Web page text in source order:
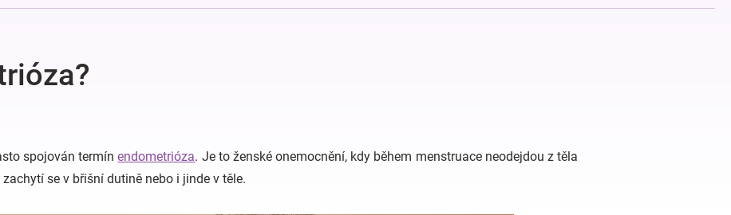
spojován termínendometrióza. Je to ženské onemocnění, kdy během menstruace neodejdou z těla
se v břišní dutině nebo i jinde v těle.